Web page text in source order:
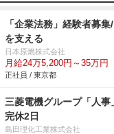
「企業法務」経験者募
を支える
日本原燃株式会社
月給24万5,200円～35万円
正社員 / 東京都
三菱電機グループ「人
完休2日
島田理化工業株式会社